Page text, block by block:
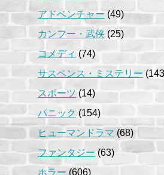
アドベンチャー(49)
カンフー・武侠 (25)
コメディ (74)
サスペンス・ミステリー
スポーツ (14)
パニック (154)
ヒューマンドラマ (68)
ファンタジー (63)
ホラー (606)